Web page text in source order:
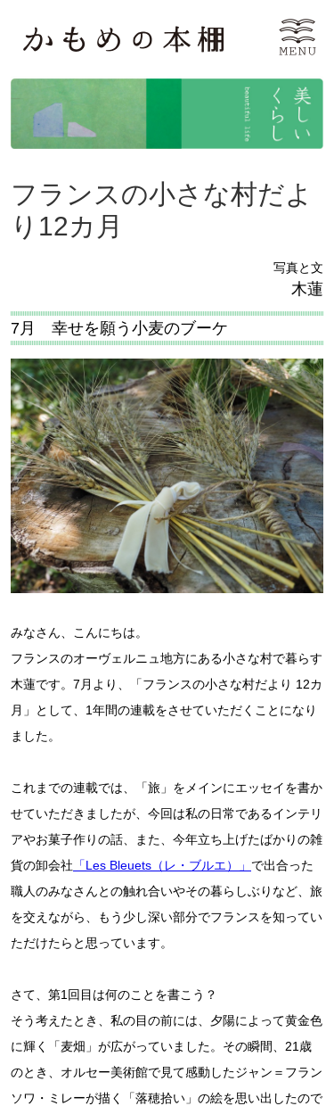
フランスの小さな村だよ
り12カ月
写真と文
木蓮
7月 幸せを願う小麦のブーケ
みなさん、こんにちは。
フランスのオーヴェルニュ地方にある小さな村で暮らす
木蓮です。7月より、「フランスの小さな村だより 12カ
月」として、1年間の連載をさせていただくことになり
ました。
これまでの連載では、「旅」をメインにエッセイを書か
せていただきましたが、今回は私の日常であるインテリ
アやお菓子作りの話、また、今年立ち上げたばかりの雑
貨の卸会社 「Les Bleuets（レ・ブルエ）」 で出合った
職人のみなさんとの触れ合いやその暮らしぶりなど、旅
を交えながら、もう少し深い部分でフランスを知ってい
ただけたらと思っています。
さて、第1回目は何のことを書こう？
そう考えたとき、私の目の前には、夕陽によって黄金色
に輝く「麦畑」が広がっていました。その瞬間、21歳
のとき、オルセー美術館で見て感動したジャン＝フラン
ソワ・ミレーが描く「落穂拾い」の絵を思い出したので